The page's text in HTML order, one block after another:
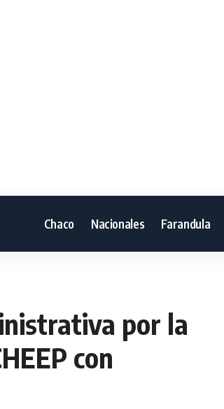
Chaco Nacionales Farandula
por la
con